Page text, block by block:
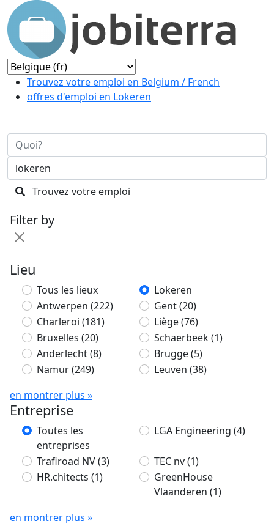
Trouvez votre emploi en Belgium / French
offres d'emploi en Lokeren
Trouvez votre emploi
Filter by
Lieu
Tous les lieux
Lokeren
Antwerpen (222) Gent(20)
Charleroi (181) Liège(76)
Bruxelles (20) Schaerbeek(1)
Anderlecht(8) Brugge(5)
Namur(249) Leuven (38)
en montrer plus »
Entreprise
Toutes les
entreprises
LGA Engineering (4)
Trafiroad NV(3) TEC nv(1)
HR.chitects (1)
GreenHouse
Vlaanderen (1)
en montrer plus »